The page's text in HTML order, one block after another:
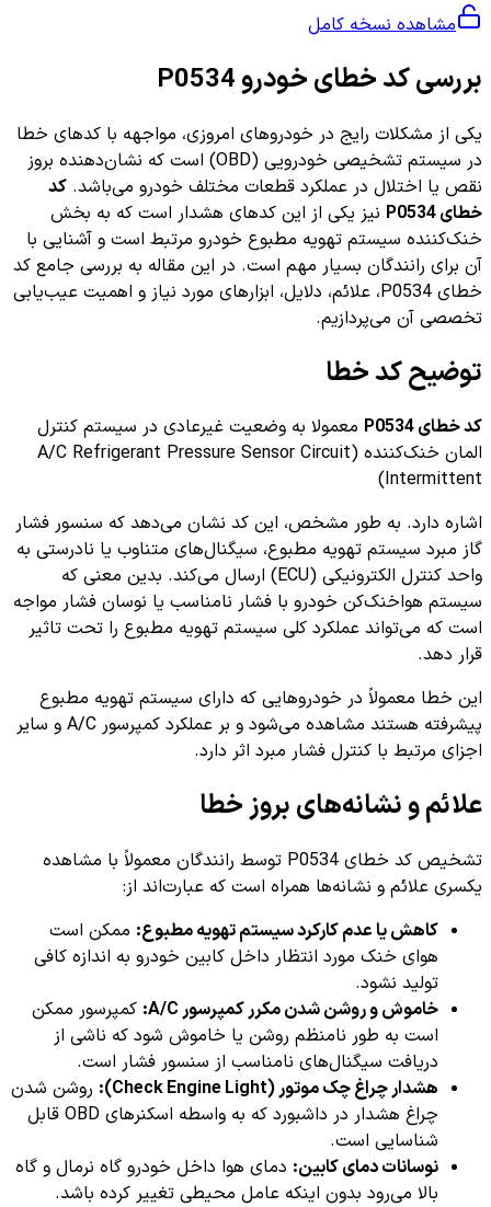
مشاهده نسخه کامل
بررسی کد خطای خودرو P0534
یکی از مشکلات رایج در خودروهای امروزی، مواجهه با کدهای خطا
در سیستم تشخیصی خودرویی (OBD) است که نشان‌دهنده بروز
نقص یا اختلال در عملکرد قطعات مختلف خودرو می‌باشد. کد
خطای P0534
نیز یکی از این کدهای هشدار است که به بخش
خنک‌کننده سیستم تهویه مطبوع خودرو مرتبط است و آشنایی با
آن برای رانندگان بسیار مهم است. در این مقاله به بررسی جامع کد
خطای P0534، علائم، دلایل، ابزارهای مورد نیاز و اهمیت عیب‌یابی
تخصصی آن می‌پردازیم.
توضیح کد خطا
کد خطای P0534
معمولا به وضعیت غیرعادی در سیستم کنترل
المان خنک‌کننده (A/C Refrigerant Pressure Sensor Circuit
Intermittent)
اشاره دارد. به طور مشخص، این کد نشان می‌دهد که سنسور فشار
گاز مبرد سیستم تهویه مطبوع، سیگنال‌های متناوب یا نادرستی به
واحد کنترل الکترونیکی (ECU) ارسال می‌کند. بدین معنی که
سیستم هوا‌خنک‌کن خودرو با فشار نامناسب یا نوسان فشار مواجه
است که می‌تواند عملکرد کلی سیستم تهویه مطبوع را تحت تاثیر
قرار دهد.
این خطا معمولاً در خودروهایی که دارای سیستم تهویه مطبوع
پیشرفته هستند مشاهده می‌شود و بر عملکرد کمپرسور A/C و سایر
اجزای مرتبط با کنترل فشار مبرد اثر دارد.
علائم و نشانه‌های بروز خطا
تشخیص کد خطای P0534 توسط رانندگان معمولاً با مشاهده
یکسری علائم و نشانه‌ها همراه است که عبارت‌اند از:
کاهش یا عدم کارکرد سیستم تهویه مطبوع: ممکن است
هوای خنک مورد انتظار داخل کابین خودرو به اندازه کافی
تولید نشود.
خاموش و روشن شدن مکرر کمپرسور A/C:
کمپرسور ممکن
است به طور نامنظم روشن یا خاموش شود که ناشی از
دریافت سیگنال‌های نامناسب از سنسور فشار است.
هشدار چراغ چک موتور (Check Engine Light):
روشن شدن
چراغ هشدار در داشبورد که به واسطه اسکنرهای OBD قابل
شناسایی است.
نوسانات دمای کابین: دمای هوا داخل خودرو گاه نرمال و گاه
بالا می‌رود بدون اینکه عامل محیطی تغییر کرده باشد.